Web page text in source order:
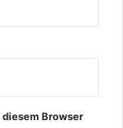
Browser